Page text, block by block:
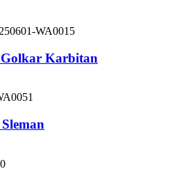
Golkar Karbitan